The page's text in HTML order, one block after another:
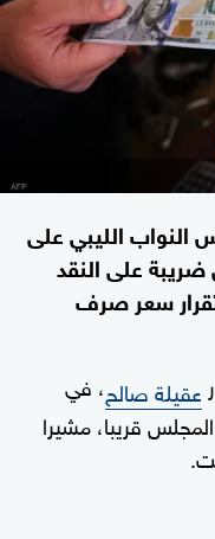
النواب الليبي على
على النقد
سعر صرف
عقيلة صالح، في
قريبا، مشيرا